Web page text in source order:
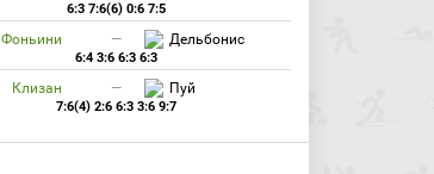
6:3 7:6(6) 0:6 7:5
Фоньини — Дельбонис
6:4 3:6 6:3 6:3
Клизан — Пуй
7:6(4) 2:6 6:3 3:6 9:7